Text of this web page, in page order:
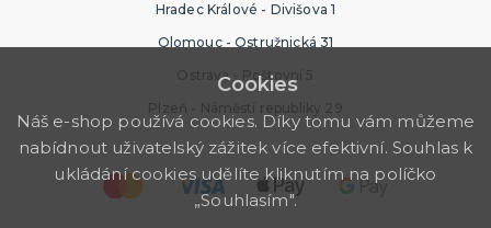
Hradec Králové - Divišova 1
Olomouc - Ostružnická 31
Ostrava - Poštovní 5
Plzeň - Náměstí republiky 29
Cookies
Náš e-shop používá cookies. Díky tomu vám můžeme
nabídnout uživatelský zážitek více efektivní. Souhlas k
ukládání cookies udělíte kliknutím na políčko
„Souhlasím".